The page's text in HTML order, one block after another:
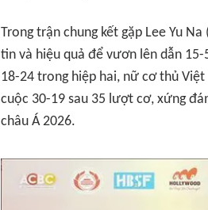
Trong trận chung kết gặp Lee Yu
tin và hiệu quả để vươn lên dẫn
18-24 trong hiệp hai, nữ cơ thủ
cuộc 30-19 sau 35 lượt cơ, xứng
châu Á 2026.